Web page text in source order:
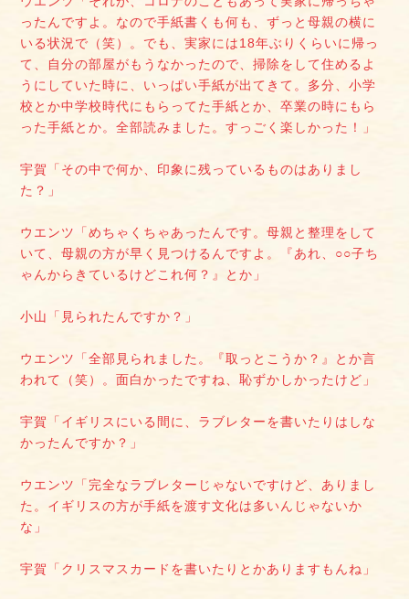
ったんですよ。なので手紙書くも何も、ずっと母親の横に
いる状況で（笑）。でも、実家には18年ぶりくらいに帰っ
て、自分の部屋がもうなかったので、掃除をして住めるよ
うにしていた時に、いっぱい手紙が出てきて。多分、小学
校とか中学校時代にもらってた手紙とか、卒業の時にもら
った手紙とか。全部読みました。すっごく楽しかった！」
宇賀「その中で何か、印象に残っているものはありまし
た？」
ウエンツ「めちゃくちゃあったんです。母親と整理をして
いて、母親の方が早く見つけるんですよ。『あれ、○○子ち
ゃんからきているけどこれ何？』とか」
小山「見られたんですか？」
ウエンツ「全部見られました。『取っとこうか？』とか言
われて（笑）。面白かったですね、恥ずかしかったけど」
宇賀「イギリスにいる間に、ラブレターを書いたりはしな
かったんですか？」
ウエンツ「完全なラブレターじゃないですけど、ありまし
た。イギリスの方が手紙を渡す文化は多いんじゃないか
な」
宇賀「クリスマスカードを書いたりとかありますもんね」